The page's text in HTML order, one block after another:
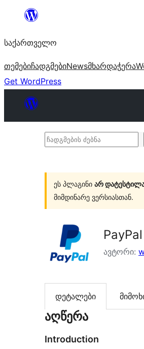
შიგთავსზე
საქართველო
თემებიჩადგმებიNewsმხარდაჭერა
Get WordPress
ჩადგმების
ეს პლაგინი არ
მიმდინარე ვერსიასთან.
ავტორი:
დეტალები
აღწერა
Introduction